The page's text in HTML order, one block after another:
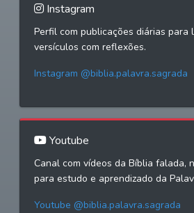
Instagram
Perfil com publicações diárias para
versículos com reflexões.
Instagram @biblia.palavra.sagrada
Youtube
Canal com vídeos da Bíblia falada,
para estudo e aprendizado da
Youtube @biblia.palavra.sagrada